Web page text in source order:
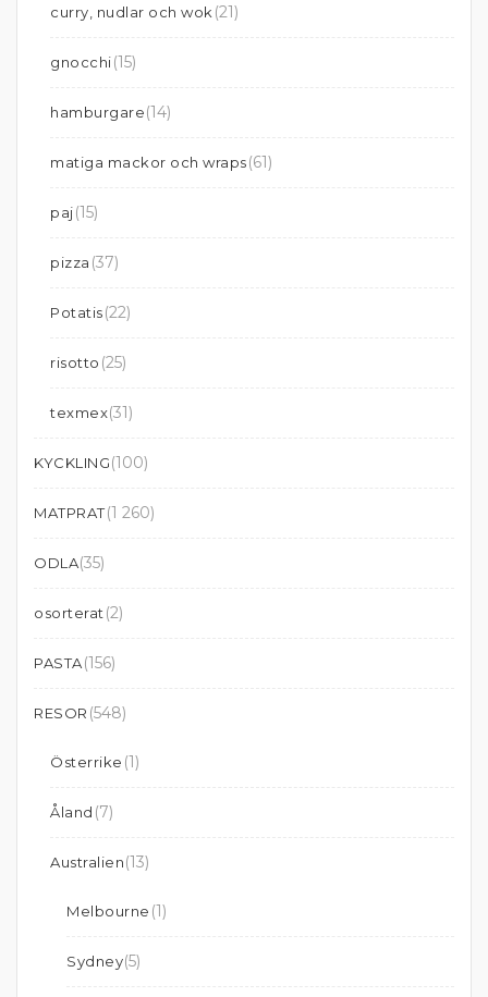
curry, nudlar och wok (21)
gnocchi(15)
hamburgare(14)
matiga mackor och wraps(61)
paj(15)
pizza (37)
Potatis(22)
risotto (25)
texmex(31)
KYCKLING(100)
MATPRAT(1 260)
ODLA(35)
osorterat (2)
PASTA(156)
RESOR (548)
Österrike (1)
Åland (7)
Australien(13)
Melbourne (1)
Sydney(5)